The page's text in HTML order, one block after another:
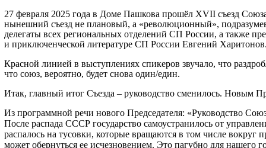
27 февраля 2025 года в Доме Пашкова прошёл XVII съезд
нынешний съезд не плановый, а «революционный»,
делегаты всех региональных отделений СП России, а также
и приключенческой литературе СП России Евгений Харитонов.
Красной линией в выступлениях спикеров звучало, что
что союз, вероятно, будет снова один/един.
Итак, главный итог Съезда – руководство сменилось.
Из программной речи нового Председателя: «Руководство
После распада СССР государство самоустранилось от
распалось на тусовки, которые вращаются в том числе
может обернуться ее исчезновением. Это пагубно для нашего